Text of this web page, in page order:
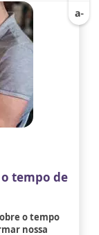
o tempo de
o tempo
nossa